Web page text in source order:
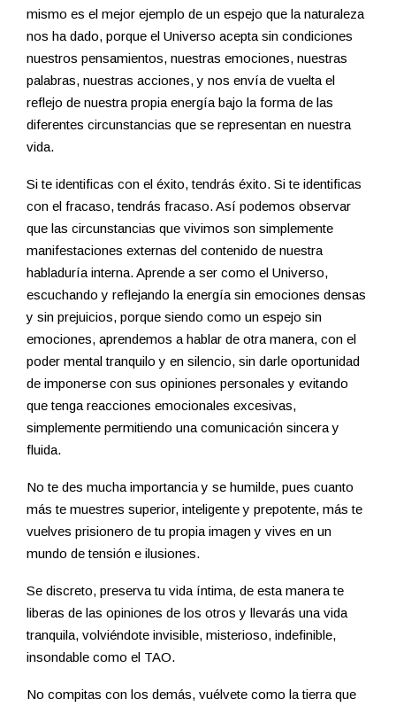
mismo es el mejor ejemplo de un espejo que la naturaleza
nos ha dado, porque el Universo acepta sin condiciones
nuestros pensamientos, nuestras emociones, nuestras
palabras, nuestras acciones, y nos envía de vuelta el
reflejo de nuestra propia energía bajo la forma de las
diferentes circunstancias que se representan en nuestra
vida.
Si te identificas con el éxito, tendrás éxito. Si te identificas
con el fracaso, tendrás fracaso. Así podemos observar
que las circunstancias que vivimos son simplemente
manifestaciones externas del contenido de nuestra
habladuría interna. Aprende a ser como el Universo,
escuchando y reflejando la energía sin emociones densas
y sin prejuicios, porque siendo como un espejo sin
emociones, aprendemos a hablar de otra manera, con el
poder mental tranquilo y en silencio, sin darle oportunidad
de imponerse con sus opiniones personales y evitando
que tenga reacciones emocionales excesivas,
simplemente permitiendo una comunicación sincera y
fluida.
No te des mucha importancia y se humilde, pues cuanto
más te muestres superior, inteligente y prepotente, más te
vuelves prisionero de tu propia imagen y vives en un
mundo de tensión e ilusiones.
Se discreto, preserva tu vida íntima, de esta manera te
liberas de las opiniones de los otros y llevarás una vida
tranquila, volviéndote invisible, misterioso, indefinible,
insondable como el TAO.
No compitas con los demás, vuélvete como la tierra que